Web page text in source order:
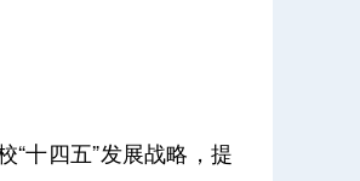
十四五”发展战略，提